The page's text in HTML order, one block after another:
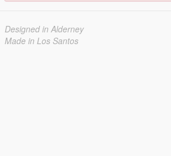
Designed in Alderney
Made in Los Santos